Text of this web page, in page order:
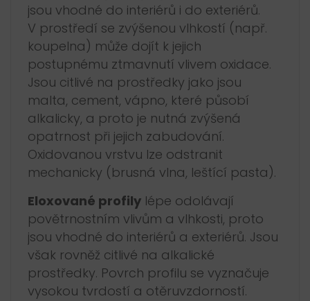
jsou vhodné do interiérů i do exteriérů.
V prostředí se zvýšenou vlhkostí (např.
koupelna) může dojít k jejich
postupnému ztmavnutí vlivem oxidace.
Jsou citlivé na prostředky jako jsou
malta, cement, vápno, které působí
alkalicky, a proto je nutná zvýšená
opatrnost při jejich zabudování.
Oxidovanou vrstvu lze odstranit
mechanicky (brusná vlna, leštící pasta).
Eloxované profilylépe odolávají
povětrnostním vlivům a vlhkosti, proto
jsou vhodné do interiérů a exteriérů. Jsou
však rovněž citlivé na alkalické
prostředky. Povrch profilu se vyznačuje
vysokou tvrdostí a otěruvzdorností.